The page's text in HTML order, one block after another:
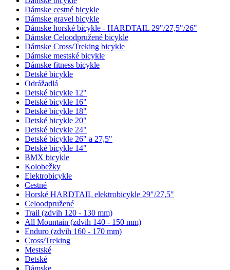
Dámske cestné bicykle
Dámske gravel bicykle
Dámske horské bicykle - HARDTAIL 29"/27,5"/26"
Dámske Celoodpružené bicykle
Dámske Cross/Treking bicykle
Dámske mestské bicykle
Dámske fitness bicykle
Detské bicykle
Odrážadlá
Detské bicykle 12"
Detské bicykle 16"
Detské bicykle 18"
Detské bicykle 20"
Detské bicykle 24"
Detské bicykle 26" a 27,5"
Detské bicykle 14"
BMX bicykle
Kolobežky
Elektrobicykle
Cestné
Horské HARDTAIL elektrobicykle 29"/27,5"
Celoodpružené
Trail (zdvih 120 - 130 mm)
All Mountain (zdvih 140 - 150 mm)
Enduro (zdvih 160 - 170 mm)
Cross/Treking
Mestské
Detské
Dámske